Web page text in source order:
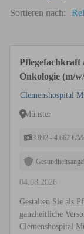
Sortieren nach:
Pflegefachkraft
Onkologie (m/
Clemenshospital
Münster
3.992 - 4.662 €/
04.08.2026
Gestalten Sie als
ganzheitliche
Clemenshospital